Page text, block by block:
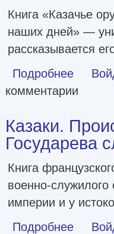
Книга «Казачье
наших дней» —
рассказывается
Подробнее о Казачье
комментарии
Казаки.
Государева
Книга
военно-служилого
империи и у
Подробнее о Казаки.